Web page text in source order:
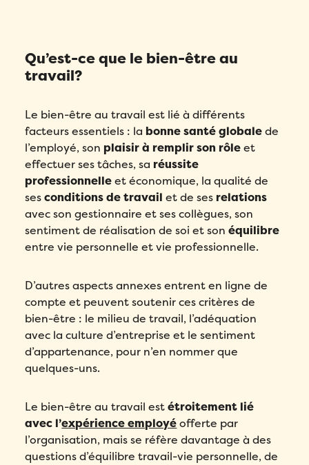
Qu’est-ce que le bien-être au
travail?
Le bien-être au travail est lié à différents
facteurs essentiels : la bonne santé globalede
l’employé, son plaisir à remplir son rôleet
effectuer ses tâches, sa réussite
professionnelleet économique, la qualité de
sesconditions de travail et de ses relations
avec son gestionnaire et ses collègues, son
sentiment de réalisation de soi et sonéquilibre
entre vie personnelle et vie professionnelle.
D’autres aspects annexes entrent en ligne de
compte et peuvent soutenir ces critères de
bien-être : le milieu de travail, l’adéquation
avec la culture d’entreprise et le sentiment
d’appartenance, pour n’en nommer que
quelques-uns.
Le bien-être au travail estétroitement lié
avec l’expérience employéofferte par
l’organisation, mais se réfère davantage à des
questions d’équilibre travail-vie personnelle, de